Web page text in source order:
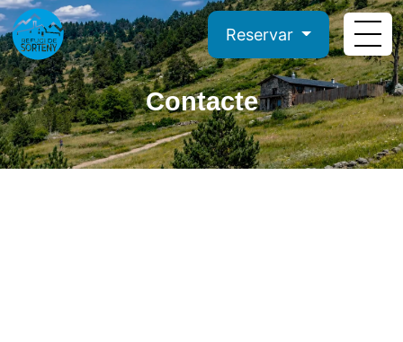
Reservar
Contacte